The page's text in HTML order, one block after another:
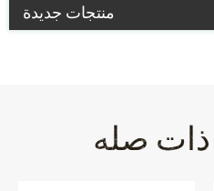
منتجات جديدة
صله